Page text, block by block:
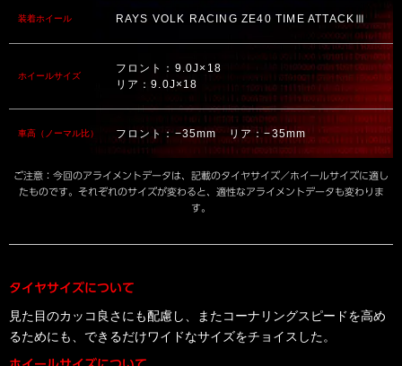
装着ホイール RAYS VOLK RACING ZE40 TIME ATTACKⅢ
ホイールサイズ
フロント：9.0J×18
リア：9.0J×18
車高（ノーマル比） フロント：−35mm リア：−35mm
ご注意：今回のアライメントデータは、記載のタイヤサイズ／ホイールサイズに適し
たものです。それぞれのサイズが変わると、適性なアライメントデータも変わりま
す。
タイヤサイズについて
見た目のカッコ良さにも配慮し、またコーナリングスピードを高め
るためにも、できるだけワイドなサイズをチョイスした。